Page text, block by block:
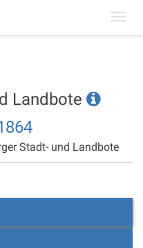
Landbote
Stadt- und Landbote